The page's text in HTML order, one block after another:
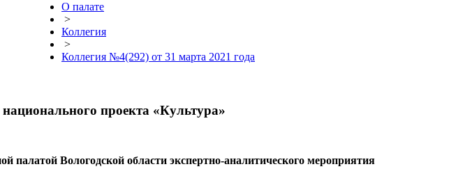
О палате
>
Коллегия
>
Коллегия №4(292) от 31 марта 2021 года
проекта «Культура»
палатой Вологодской области экспертно-аналитического мероприятия